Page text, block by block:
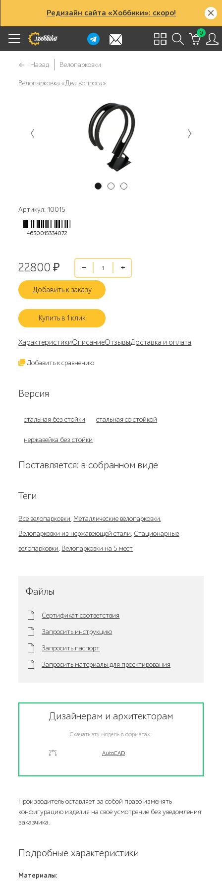
Редизайн сайта «Хоббики»: скоро!
0
Назад Велопарковки
Велопарковка «Два вопроса»
Артикул: 10015
4630015334072
22800 ₽
Добавить к заказу
Купить в 1 клик
ХарактеристикиОписаниеОтзывыДоставка и оплата
Добавить к сравнению
Версия
стальная без стойки стальная со стойкой
нержавейка без стойки
Поставляется: в собранном виде
Теги
Все велопарковки, Металлические велопарковки,
Велопарковки из нержавеющей стали, Стационарные
велопарковки, Велопарковки на 5 мест
Файлы
Сертификат соответствия
Запросить инструкцию
Запросить паспорт
Запросить материалы для проектирования
Дизайнерам и архитекторам
Скачать эту модель в форматах:
AutoCAD
Производитель оставляет за собой право изменять
конфигурацию изделия на своё усмотрение без уведомления
заказчика.
Подробные характеристики
Материалы: